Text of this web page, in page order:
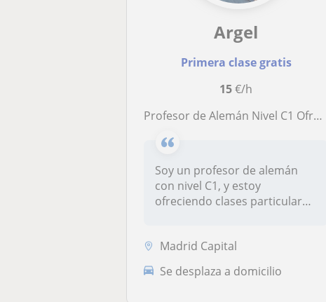
Argel
Primera clase gratis
15€/h
Profesor de Alemán Nivel C1 Ofrece Clases de Repaso
Soy un profesor de alemán
con nivel C1, y estoy
ofreciendo clases particulares
Madrid Capital
Se desplaza a domicilio